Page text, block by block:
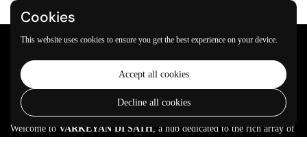
Submit
VARKEYAN DI SATH
Welcome to VARKEYAN DI SATH, a hub dedicated to the rich array of
Cookies
This website uses cookies to ensure you get the best experience on your device.
Accept all cookies
Decline all cookies